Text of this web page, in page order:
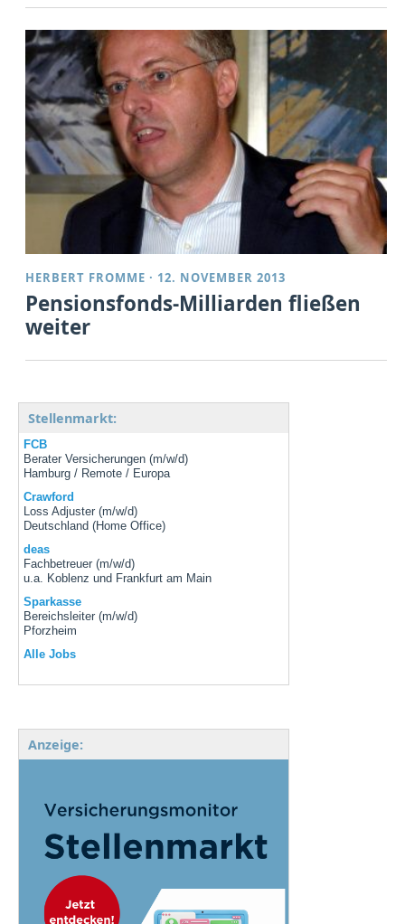
HERBERT FROMME · 12. NOVEMBER 2013
Pensionsfonds-Milliarden fließen
weiter
Stellenmarkt:
FCB
Berater Versicherungen (m/w/d)
Hamburg / Remote / Europa
Crawford
Loss Adjuster (m/w/d)
Deutschland (Home Office)
deas
Fachbetreuer (m/w/d)
u.a. Koblenz und Frankfurt am Main
Sparkasse
Bereichsleiter (m/w/d)
Pforzheim
Alle Jobs
Anzeige: